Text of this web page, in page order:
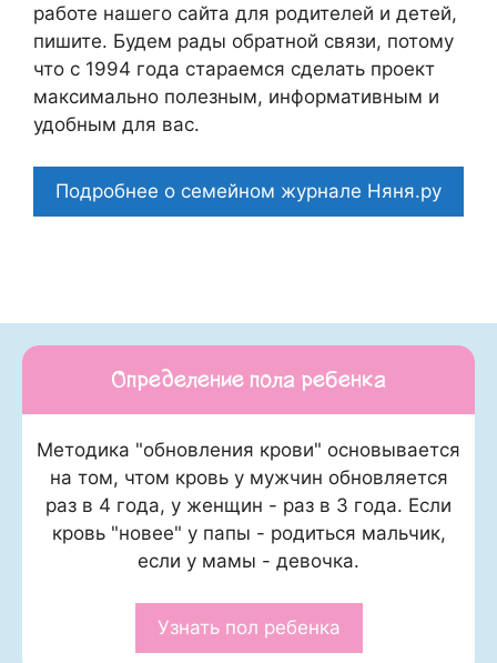
работе нашего сайта для родителей и детей,
пишите. Будем рады обратной связи, потому
что c 1994 года стараемся сделать проект
максимально полезным, информативным и
удобным для вас.
Подробнее о семейном журнале Няня.ру
Определение пола ребенка
Методика "обновления крови" основывается
на том, чтом кровь у мужчин обновляется
раз в 4 года, у женщин - раз в 3 года. Если
кровь "новее" у папы - родиться мальчик,
если у мамы - девочка.
Узнать пол ребенка